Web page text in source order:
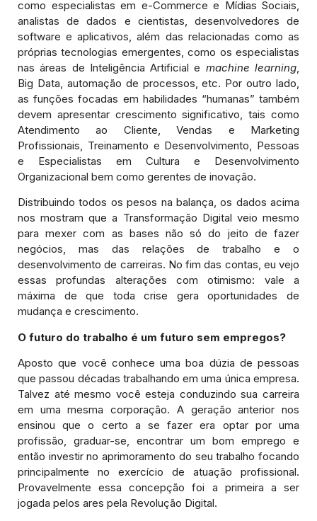
como especialistas em e-Commerce e Mídias Sociais,
analistas de dados e cientistas, desenvolvedores de
software e aplicativos, além das relacionadas como as
próprias tecnologias emergentes, como os especialistas
nas áreas de Inteligência Artificial e machine learning,
Big Data, automação de processos, etc. Por outro lado,
as funções focadas em habilidades “humanas” também
devem apresentar crescimento significativo, tais como
Atendimento ao Cliente, Vendas e Marketing
Profissionais, Treinamento e Desenvolvimento, Pessoas
e Especialistas em Cultura e Desenvolvimento
Organizacional bem como gerentes de inovação.
Distribuindo todos os pesos na balança, os dados acima
nos mostram que a Transformação Digital veio mesmo
para mexer com as bases não só do jeito de fazer
negócios, mas das relações de trabalho e o
desenvolvimento de carreiras. No fim das contas, eu vejo
essas profundas alterações com otimismo: vale a
máxima de que toda crise gera oportunidades de
mudança e crescimento.
O futuro do trabalho é um futuro sem empregos?
Aposto que você conhece uma boa dúzia de pessoas
que passou décadas trabalhando em uma única empresa.
Talvez até mesmo você esteja conduzindo sua carreira
em uma mesma corporação. A geração anterior nos
ensinou que o certo a se fazer era optar por uma
profissão, graduar-se, encontrar um bom emprego e
então investir no aprimoramento do seu trabalho focando
principalmente no exercício de atuação profissional.
Provavelmente essa concepção foi a primeira a ser
jogada pelos ares pela Revolução Digital.